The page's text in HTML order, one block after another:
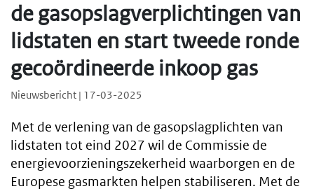
de gasopslagverplichtingen van
lidstaten en start tweede ronde
gecoördineerde inkoop gas
Nieuwsbericht | 17-03-2025
Met de verlening van de gasopslagplichten van
lidstaten tot eind 2027 wil de Commissie de
energievoorzieningszekerheid waarborgen en de
Europese gasmarkten helpen stabiliseren. Met de